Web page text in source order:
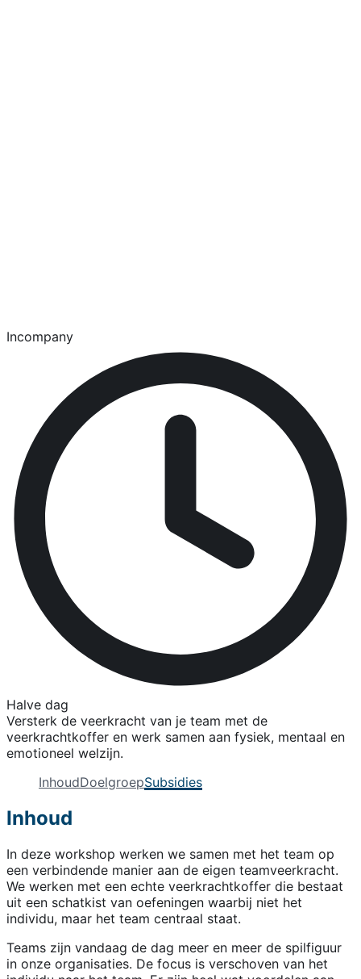
Incompany
Halve dag
Versterk de veerkracht van je team met de
veerkrachtkoffer en werk samen aan fysiek, mentaal en
emotioneel welzijn.
InhoudDoelgroepSubsidies
Inhoud
In deze workshop werken we samen met het team op
een verbindende manier aan de eigen teamveerkracht.
We werken met een echte veerkrachtkoffer die bestaat
uit een schatkist van oefeningen waarbij niet het
individu, maar het team centraal staat.
Teams zijn vandaag de dag meer en meer de spilfiguur
in onze organisaties. De focus is verschoven van het